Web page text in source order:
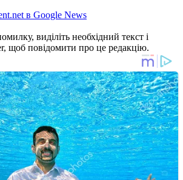
в Google News
виділіть необхідний текст і
щоб повідомити про це редакцію.